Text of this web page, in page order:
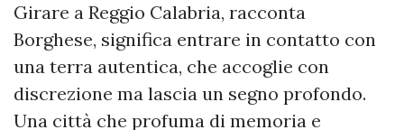
Girare a Reggio Calabria, racconta
Borghese, significa entrare in contatto con
una terra autentica, che accoglie con
discrezione ma lascia un segno profondo.
Una città che profuma di memoria e